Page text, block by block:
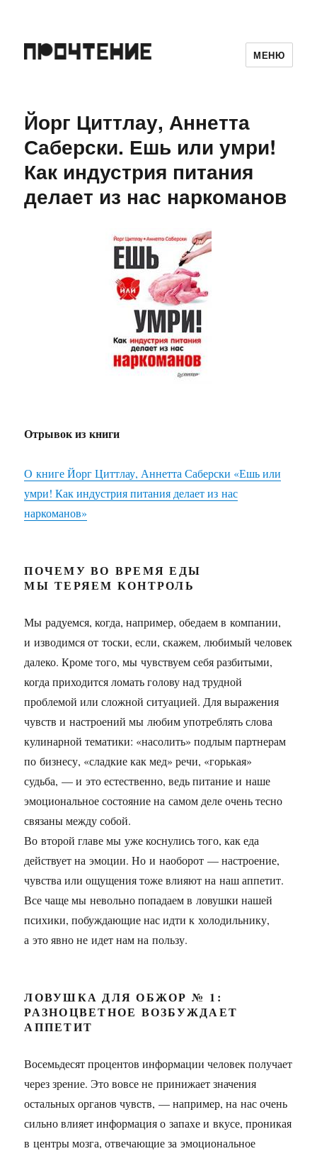
МЕНЮ
Йорг Циттлау, Аннетта
Саберски. Ешь или умри!
Как индустрия питания
делает из нас наркоманов
Отрывок из книги
О книге Йорг Циттлау, Аннетта Саберски «Ешь или
умри! Как индустрия питания делает из нас
наркоманов»
ПОЧЕМУ ВО ВРЕМЯ ЕДЫ
МЫ ТЕРЯЕМ КОНТРОЛЬ
Мы радуемся, когда, например, обедаем в компании,
и изводимся от тоски, если, скажем, любимый человек
далеко. Кроме того, мы чувствуем себя разбитыми,
когда приходится ломать голову над трудной
проблемой или сложной ситуацией. Для выражения
чувств и настроений мы любим употреблять слова
кулинарной тематики: «насолить» подлым партнерам
по бизнесу, «сладкие как мед» речи, «горькая»
судьба, — и это естественно, ведь питание и наше
эмоциональное состояние на самом деле очень тесно
связаны между собой.
Во второй главе мы уже коснулись того, как еда
действует на эмоции. Но и наоборот — настроение,
чувства или ощущения тоже влияют на наш аппетит.
Все чаще мы невольно попадаем в ловушки нашей
психики, побуждающие нас идти к холодильнику,
а это явно не идет нам на пользу.
ЛОВУШКА ДЛЯ ОБЖОР № 1:
РАЗНОЦВЕТНОЕ ВОЗБУЖДАЕТ
АППЕТИТ
Восемьдесят процентов информации человек получает
через зрение. Это вовсе не принижает значения
остальных органов чувств, — например, на нас очень
сильно влияет информация о запахе и вкусе, проникая
в центры мозга, отвечающие за эмоциональное